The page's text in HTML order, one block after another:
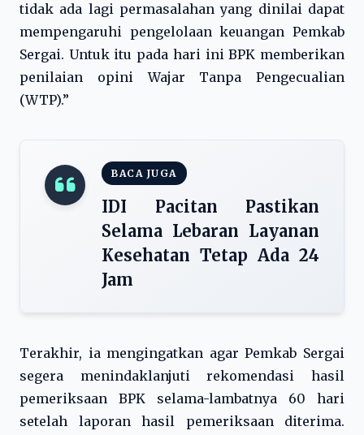
tidak ada lagi permasalahan yang dinilai dapat
mempengaruhi pengelolaan keuangan Pemkab
Sergai. Untuk itu pada hari ini BPK memberikan
penilaian opini Wajar Tanpa Pengecualian
(WTP).”
BACA JUGA
IDI Pacitan Pastikan
Selama Lebaran Layanan
Kesehatan Tetap Ada 24
Jam
Terakhir, ia mengingatkan agar Pemkab Sergai
segera menindaklanjuti rekomendasi hasil
pemeriksaan BPK selama-lambatnya 60 hari
setelah laporan hasil pemeriksaan diterima.